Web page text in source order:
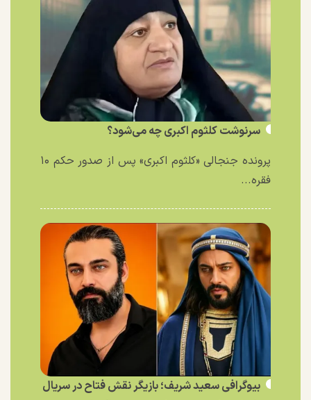
سرنوشت کلثوم اکبری چه می‌شود؟
پرونده جنجالی «کلثوم اکبری» پس از صدور حکم ۱۰
فقره...
بیوگرافی سعید شریف؛ بازیگر نقش فتاح در سریال